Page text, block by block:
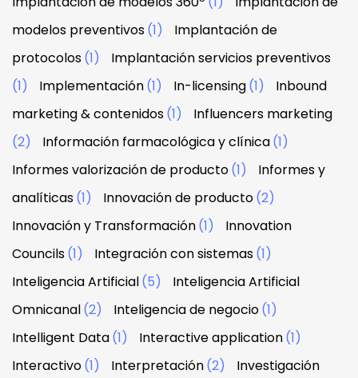
modelos preventivos(1)
Implantación de
protocolos(1)
Implantación servicios preventivos
(1)
Implementación(1) In-licensing(1)
Inbound
marketing & contenidos(1)
Influencers marketing
(2)
Información farmacológica y clínica(1)
Informes valorización de producto(1)
Informes y
analíticas(1) Innovación de producto(2)
Innovación y Transformación(1)
Innovation
Councils(1) Integración con sistemas(1)
Inteligencia Artificial(5)
Inteligencia Artificial
Omnicanal(2) Inteligencia de negocio(1)
Intelligent Data(1) Interactive application(1)
Interactivo(1) Interpretación(2)
Investigación